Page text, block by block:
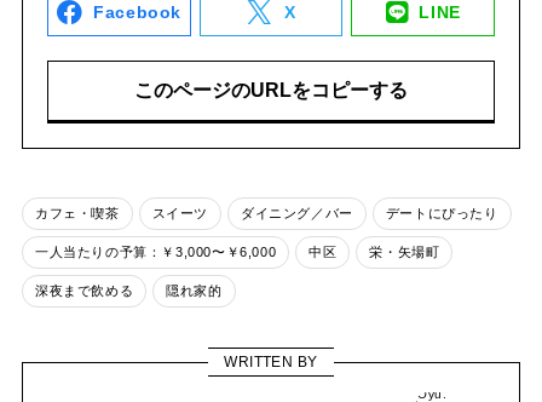
Facebook X LINE
このページのURLをコピーする
カフェ・喫茶 スイーツ ダイニング／バー デートにぴったり
一人当たりの予算：￥3,000〜￥6,000 中区 栄・矢場町
深夜まで飲める 隠れ家的
WRITTEN BY